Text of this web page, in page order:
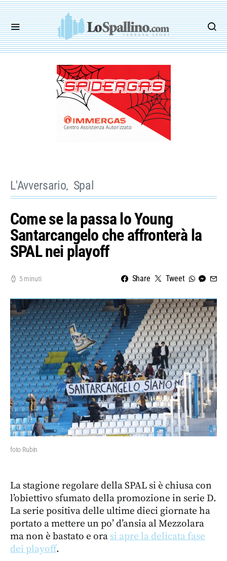
L'Avversario Spal
Come se la passa lo Young
Santarcangelo che affronterà la
SPAL nei playoff
5 minuti Share Tweet
foto Rubin
La stagione regolare della SPAL si è chiusa con
l’obiettivo sfumato della promozione in serie D.
La serie positiva delle ultime dieci giornate ha
portato a mettere un po’ d’ansia al Mezzolara
ma non è bastato e ora si apre la delicata fase
dei playoff.